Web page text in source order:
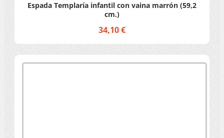
Espada Templaría infantil con vaina marrón (59,2
cm.)
34,10 €